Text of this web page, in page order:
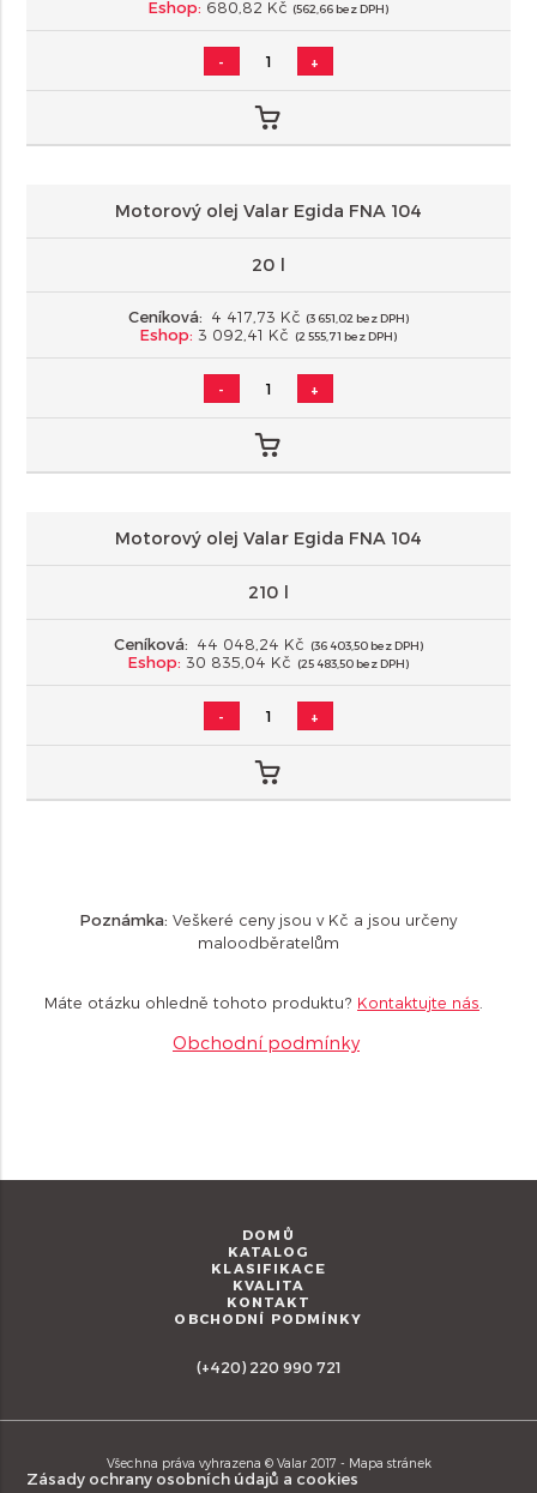
Eshop: 680,82 Kč (562,66 bez DPH)
- +
Motorový olej Valar Egida FNA 104
20 l
Ceníková: 4 417,73 Kč (3 651,02 bez DPH)
Eshop: 3 092,41 Kč (2 555,71 bez DPH)
- +
Motorový olej Valar Egida FNA 104
210 l
Ceníková: 44 048,24 Kč (36 403,50 bez DPH)
Eshop: 30 835,04 Kč (25 483,50 bez DPH)
- +
Poznámka: Veškeré ceny jsou v Kč a jsou určeny
maloodběratelům
Máte otázku ohledně tohoto produktu? Kontaktujte nás
Obchodní podmínky
DOMŮ
KATALOG
KLASIFIKACE
KVALITA
KONTAKT
OBCHODNÍ PODMÍNKY
(+420) 220 990 721
Všechna práva vyhrazena © Valar 2017 - Mapa stránek
Zásady ochrany osobních údajů a cookies